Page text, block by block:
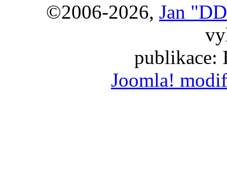
©2006-2026, Jan
publikace:
Joomla!